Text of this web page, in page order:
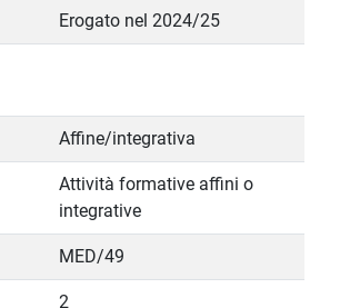
Erogato nel 2024/25
Affine/integrativa
Attività formative affini o
integrative
MED/49
2